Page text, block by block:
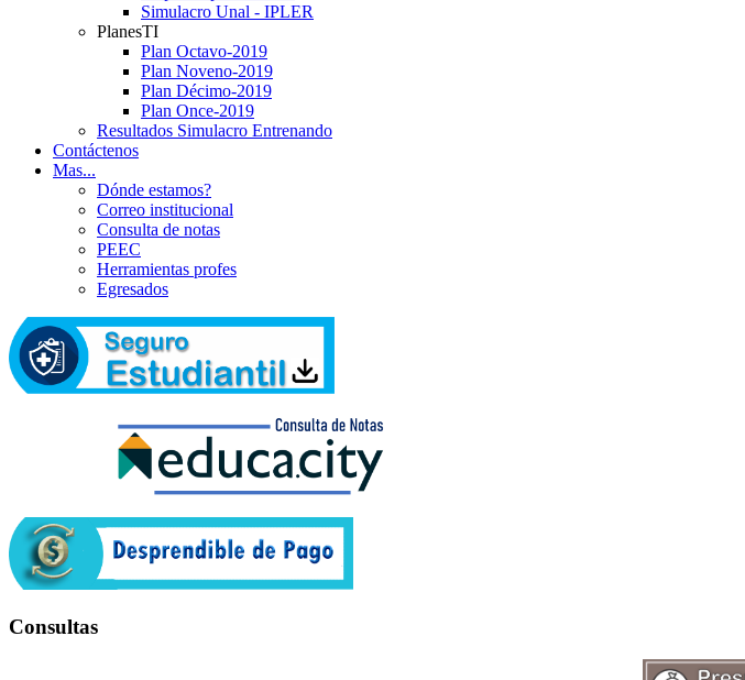
Simulacro Unal - IPLER
PlanesTI
Plan Octavo-2019
Plan Noveno-2019
Plan Décimo-2019
Plan Once-2019
Resultados Simulacro Entrenando
Contáctenos
Mas...
Dónde estamos?
Correo institucional
Consulta de notas
PEEC
Herramientas profes
Egresados
Consultas